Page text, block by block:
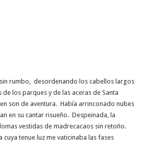
rumbo, desordenando los cabellos largos
los parques y de las aceras de Santa
son de aventura. Había arrinconado nubes
en su cantar risueño. Despeinada, la
vestidas de madrecacaos sin retoño.
tenue luz me vaticinaba las fases